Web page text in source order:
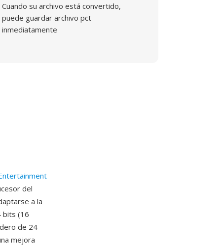
Cuando su archivo está convertido,
puede guardar archivo pct
inmediatamente
del
a la
bits (16
de 24
mejora